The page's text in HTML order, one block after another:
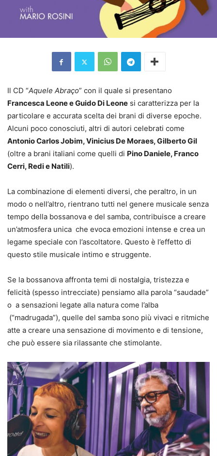
Il CD “Aquele Abraço” con il quale si presentano
Francesca Leone e Guido Di Leone si caratterizza per la
particolare e accurata scelta dei brani di diverse epoche.
Alcuni poco conosciuti, altri di autori celebrati come
Antonio Carlos Jobim, Vinicius De Moraes, Gilberto Gil
(oltre a brani italiani come quelli di Pino Daniele, Franco
Cerri, Redi e Natili).
La combinazione di elementi diversi, che peraltro, in un
modo o nell’altro, rientrano tutti nel genere musicale senza
tempo della bossanova e del samba, contribuisce a creare
un’atmosfera unica che evoca emozioni intense e crea un
legame speciale con l’ascoltatore. Questo è l’effetto di
questo stile musicale intimo e struggente.
Se la bossanova affronta temi di nostalgia, tristezza e
felicità (spesso intrecciate) pensiamo alla parola “saudade”
o a sensazioni legate alla natura come l’alba
(“madrugada”), quelle del samba sono più vivaci e ritmiche
atte a creare una sensazione di movimento e di tensione,
che può essere sia rilassante che stimolante.